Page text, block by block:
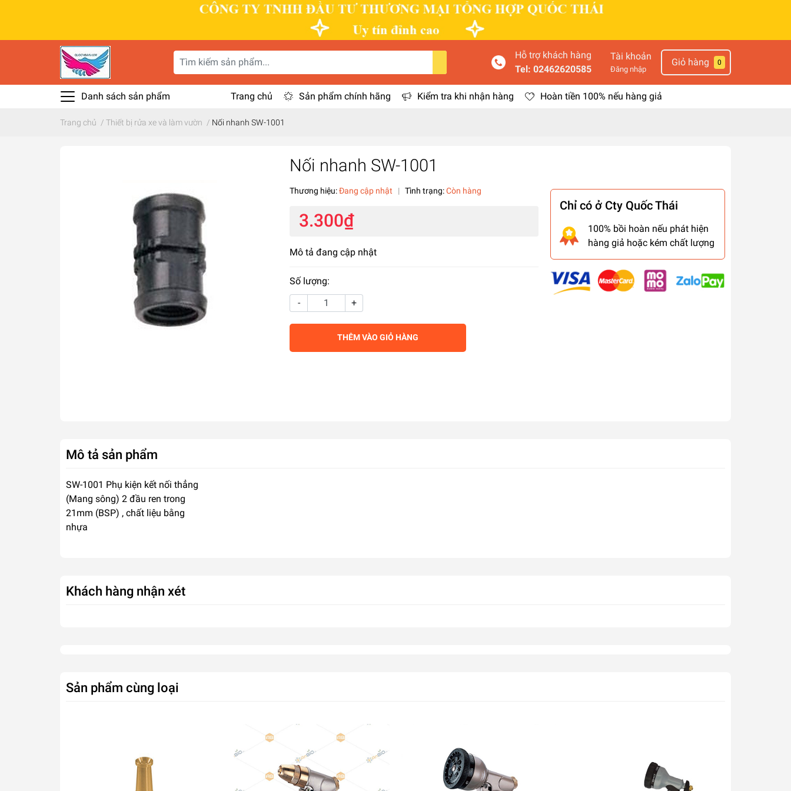
Hỗ trợ khách hàng
Tel: 02462620585
Tài khoản
Đăng nhập
Giỏ hàng 0
Danh sách sản phẩm Trang chủ Sản phẩm chính hãng Kiểm tra khi nhận hàng Hoàn tiền 100% nếu hàng giả
Trang chủ / Thiết bị rửa xe và làm vườn / Nối nhanh SW-1001
Nối nhanh SW-1001
Thương hiệu:Đang cập nhật | Tình trạng:Còn hàng
3.300₫
Mô tả đang cập nhật
Số lượng:
-
+
THÊM VÀO GIỎ HÀNG
Chỉ có ở Cty Quốc Thái
100% bồi hoàn nếu phát hiện
hàng giả hoặc kém chất lượng
Mô tả sản phẩm
SW-1001 Phụ kiện kết nối thẳng
(Mang sông) 2 đầu ren trong
21mm (BSP) , chất liệu bằng
nhựa
Khách hàng nhận xét
Sản phẩm cùng loại